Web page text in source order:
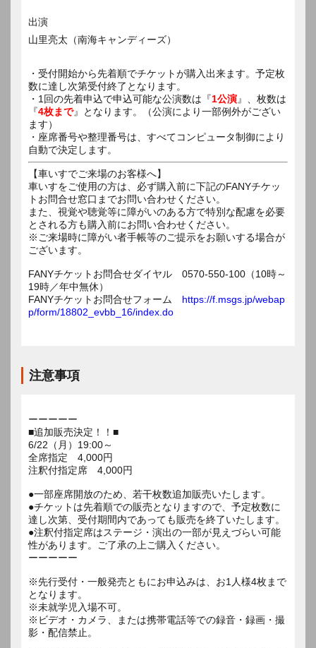
出演
山里亮太（南海キャンディーズ）
・受付開始から先着順でチケットが購入出来ます。予定枚
数に達し次第受付終了となります。
・1回の先着申込で申込可能な公演数は『1公演』、枚数は
『4枚まで』となります。（公演により一部例外がござい
ます）
・座席番号や整理番号は、すべてコンピュータ制御により
自動で決定します。
【車いすでご来場のお客様へ】
車いすをご使用の方は、必ず購入前に下記のFANYチケッ
トお問合せ窓口までお問い合わせください。
また、視覚や聴覚等に障がいのある方で特別な配慮を必要
とされる方も購入前にお問い合わせください。
※ご来場時に障がい者手帳等のご提示をお願いする場合が
ございます。
FANYチケットお問合せダイヤル 0570-550-100（10時～
19時／年中無休）
FANYチケットお問合せフォーム https://f.msgs.jp/webap
p/form/18802_evbb_16/index.do
注意事項
ーーーーー
■追加販売決定！！■
6/22（月）19:00～
全席指定 4,000円
注釈付指定席 4,000円
●一部座席開放のため、若干枚数追加販売いたします。
●チケットは先着順での販売となりますので、予定枚数に
達し次第、受付期間内であっても販売を終了いたします。
●注釈付指定席はステージ・演出の一部が見えづらい可能
性があります。ご了承の上ご購入ください。
ーーーーー
※先行受付・一般発売ともにお申込みは、お1人様4枚まで
となります。
※未就学児入場不可。
※ビデオ・カメラ、または携帯電話等での録音・録画・撮
影・配信禁止。